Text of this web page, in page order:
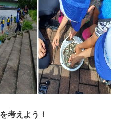
考えよう！